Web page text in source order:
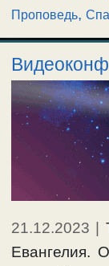
Проповедь,
21.12.2023 |
Евангелия.